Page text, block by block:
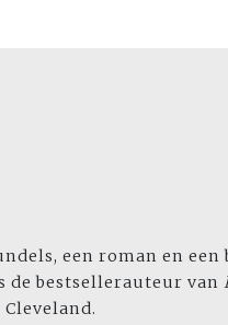
een roman en
de bestsellerauteur van